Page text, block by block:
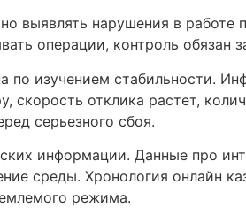
выявлять нарушения в
операции, контроль
по изучением стабильности.
скорость отклика растет,
серьезного сбоя.
информации. Данные про
среды. Хронология онлайн
режима.